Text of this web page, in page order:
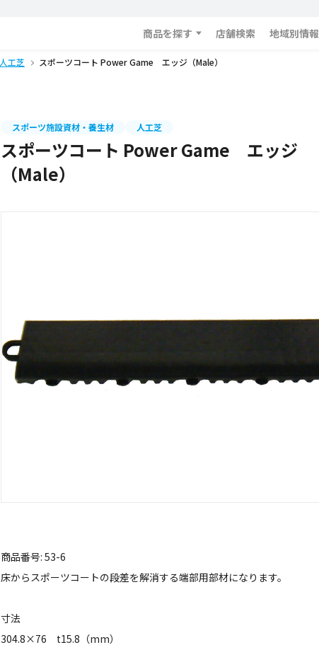
商品を探す 店舗検索 地域別情報
人工芝 スポーツコート Power Game エッジ（Male）
スポーツ施設資材・養生材 人工芝
スポーツコート Power Game エッジ
（Male）
商品番号: 53-6
床からスポーツコートの段差を解消する端部用部材になります。
寸法
304.8×76 t15.8（mm）